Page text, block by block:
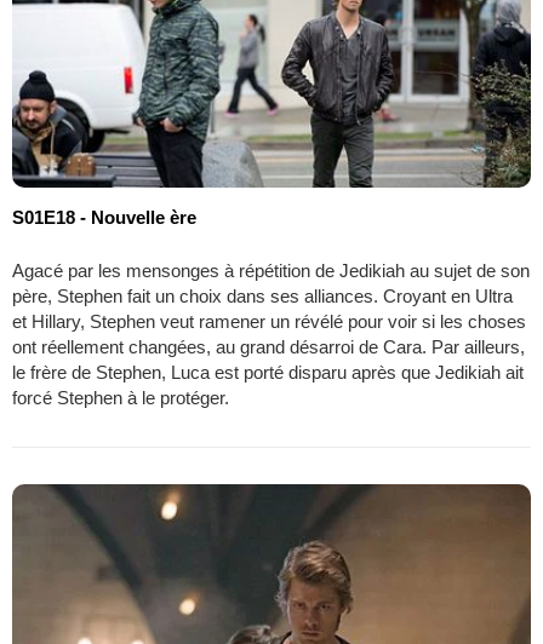
S01E18 - Nouvelle ère
Agacé par les mensonges à répétition de Jedikiah au sujet de son
père, Stephen fait un choix dans ses alliances. Croyant en Ultra
et Hillary, Stephen veut ramener un révélé pour voir si les choses
ont réellement changées, au grand désarroi de Cara. Par ailleurs,
le frère de Stephen, Luca est porté disparu après que Jedikiah ait
forcé Stephen à le protéger.